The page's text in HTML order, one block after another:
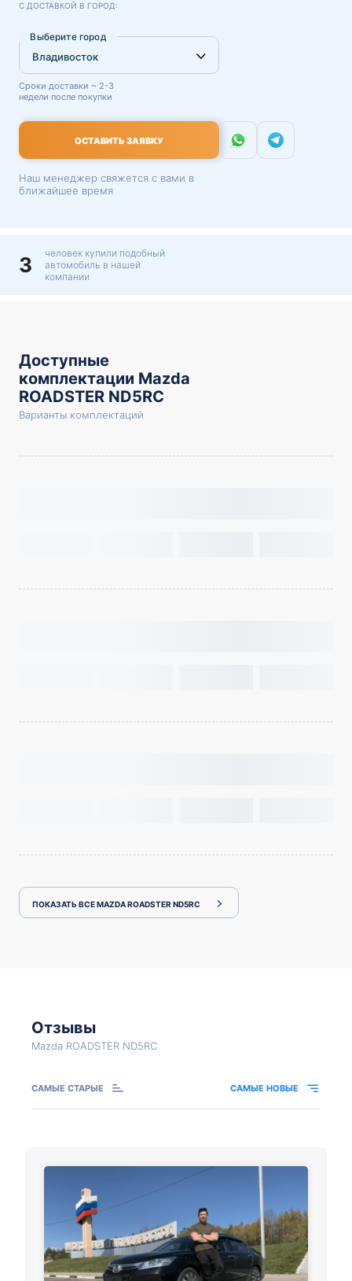
С ДОСТАВКОЙ В ГОРОД:
Выберите город
Сроки доставки ~ 2-3
недели после покупки
ОСТАВИТЬ ЗАЯВКУ
Наш менеджер свяжется с вами в
ближайшее время
3
человек купили подобный
автомобиль в нашей
компании
Доступные
комплектации Mazda
ROADSTER ND5RC
Варианты комплектаций
ПОКАЗАТЬ ВСЕ MAZDA ROADSTER ND5RC
Отзывы
Mazda ROADSTER ND5RC
САМЫЕ СТАРЫЕ САМЫЕ НОВЫЕ